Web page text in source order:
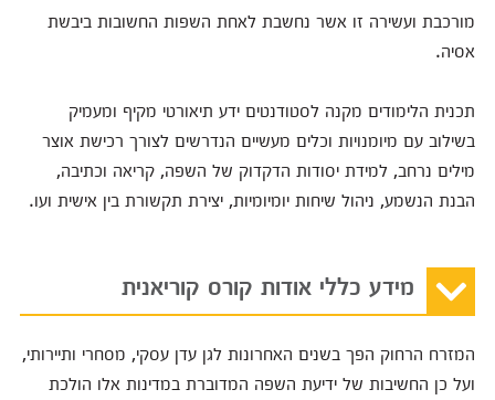
מורכבת ועשירה זו אשר נחשבת לאחת השפות החשובות ביבשת
אסיה.
תכנית הלימודים מקנה לסטודנטים ידע תיאורטי מקיף ומעמיק
בשילוב עם מיומנויות וכלים מעשיים הנדרשים לצורך רכישת אוצר
מילים נרחב, למידת יסודות הדקדוק של השפה, קריאה וכתיבה,
הבנת הנשמע, ניהול שיחות יומיומיות, יצירת תקשורת בין אישית ועו.
מידע כללי אודות קורס קוריאנית
המזרח הרחוק הפך בשנים האחרונות לגן עדן עסקי, מסחרי ותיירותי,
ועל כן החשיבות של ידיעת השפה המדוברת במדינות אלו הולכת